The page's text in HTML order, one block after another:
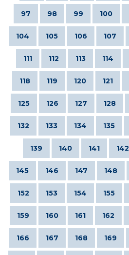
97 98 99 100
104 105 106 107
111 112 113 114
118 119 120 121
125 126 127 128
132 133 134 135
139 140 141 142
145 146 147 148
152 153 154 155
159 160 161 162
166 167 168 169